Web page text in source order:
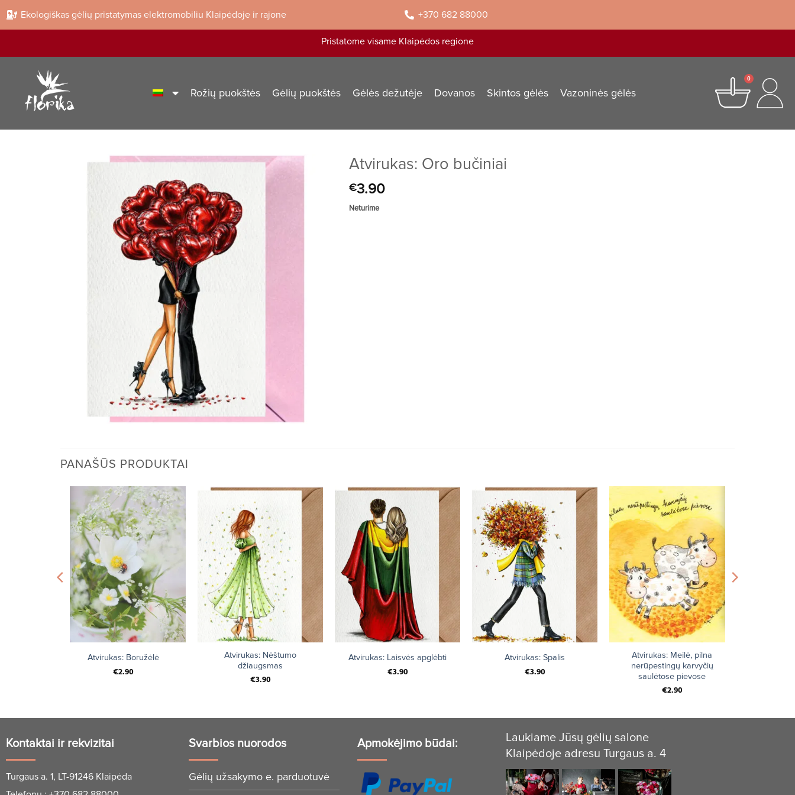
Ekologiškas gėlių pristatymas elektromobiliu Klaipėdoje ir rajone +370 682 88000
Pristatome visame Klaipėdos regione
Rožių puokštės Gėlių puokštės Gėlės dežutėje Dovanos Skintos gėlės Vazoninės gėlės
0
Atvirukas: Oro bučiniai
€3.90
Neturime
PANAŠŪS PRODUKTAI
+
Atvirukas: Boružėlė
€2.90
Atvirukas: Nėštumo
džiaugsmas
€3.90
+
Atvirukas: Laisvės apglėbti
€3.90
+
Atvirukas: Spalis
€3.90
+
Atvirukas: Meilė, pilna
nerūpestingų karvyčių
saulėtose pievose
€2.90
Kontaktai ir rekvizitai
Turgaus a. 1, LT-91246 Klaipėda
Svarbios nuorodos
Gėlių užsakymo e. parduotuvė
Apmokėjimo būdai:
Laukiame Jūsų gėlių salone
Klaipėdoje adresu Turgaus a. 4